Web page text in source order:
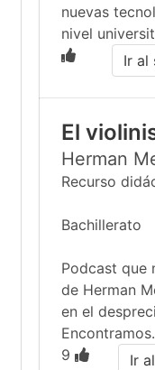
nuevas
nivel
Ir al
El
Herman
Recurso
Bachillerato
Podcast que
de Herman
en el
9
Ir